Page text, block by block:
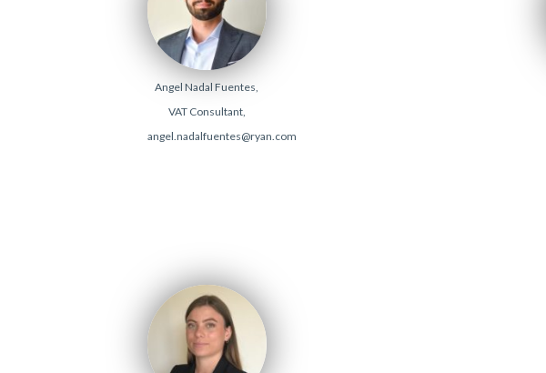
Angel Nadal Fuentes,
VAT Consultant,
angel.nadalfuentes@ryan.com